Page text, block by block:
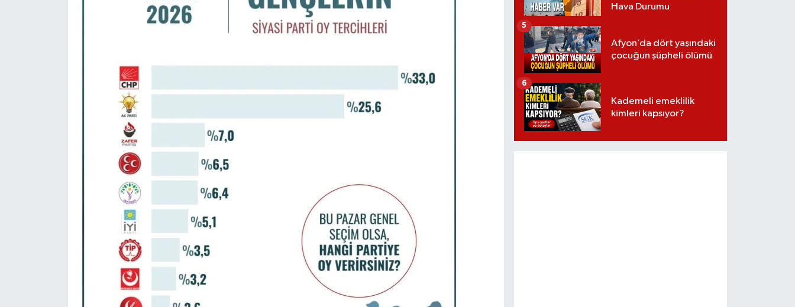
Hava Durumu
Afyon’da dört yaşındaki
çocuğun şüpheli ölümü
5
Kademeli emeklilik
kimleri kapsıyor?
6